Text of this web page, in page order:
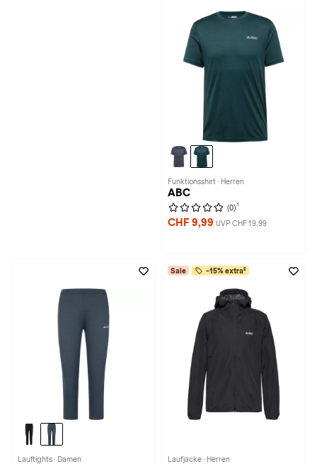
Funktionsshirt · Herren
ABC
(0) 1
CHF 9,99 UVP CHF 19,99
Lauftights · Damen
Sale -15% extra²
Laufjacke · Herren